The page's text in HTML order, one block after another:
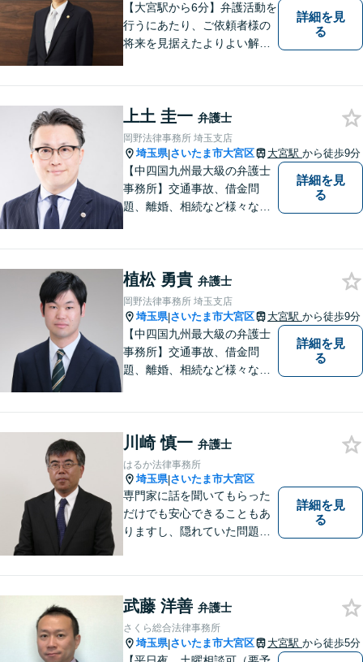
【大宮駅から6分】弁護活動を
行うにあたり、ご依頼者様の
将来を見据えたよりよい解決
詳細を見
る
上土 圭一 弁護士
岡野法律事務所 埼玉支店
埼玉県|さいたま市大宮区 大宮駅 から徒歩9分
【中四国九州最大級の弁護士
事務所】交通事故、借金問
題、離婚、相続など様々な問
い！
詳細を見
る
植松 勇貴 弁護士
岡野法律事務所 埼玉支店
埼玉県|さいたま市大宮区 大宮駅 から徒歩9分
【中四国九州最大級の弁護士
事務所】交通事故、借金問
題、離婚、相続など様々な問
い！
詳細を見
る
川崎 慎一 弁護士
はるか法律事務所
埼玉県|さいたま市大宮区
専門家に話を聞いてもらった
だけでも安心できることもあ
りますし、隠れていた問題点
い。
詳細を見
る
武藤 洋善 弁護士
さくら総合法律事務所
埼玉県|さいたま市大宮区 大宮駅 から徒歩5分